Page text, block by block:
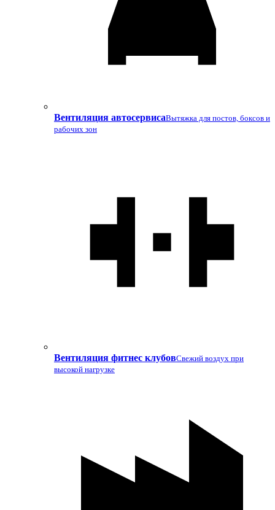
Вентиляция автосервисаВытяжка для постов, боксов и
рабочих зон
Вентиляция фитнес клубовСвежий воздух при
высокой нагрузке